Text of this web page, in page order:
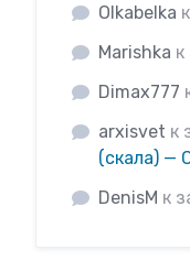
Olkabelka
Marishka к
Dimax777
arxisvet к
(скала) —
DenisM к